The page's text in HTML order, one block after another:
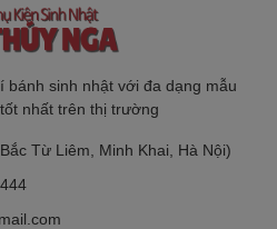
bánh sinh nhật với đa dạng mẫu
nhất trên thị trường
Từ Liêm, Minh Khai, Hà Nội)